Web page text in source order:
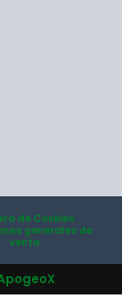
de Cookies
generales de
venta